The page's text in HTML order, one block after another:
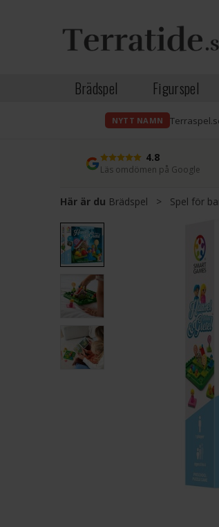
Brädspel Figurspel
NYTT NAMN
4.8
Läs omdömen på Google
Här är du Brädspel > Spel för